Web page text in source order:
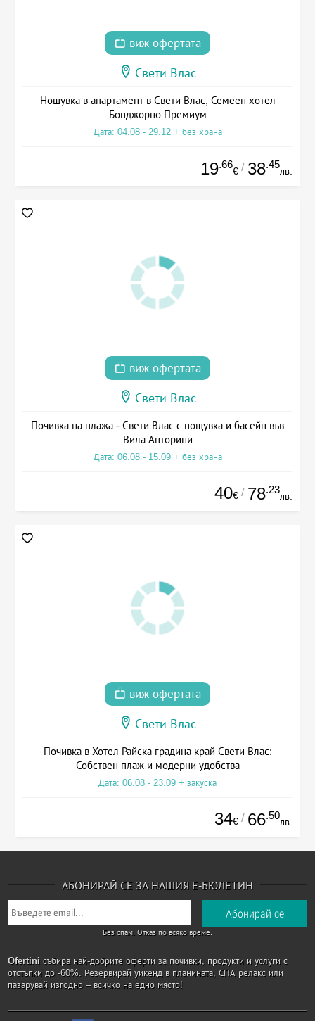
виж офертата
Свети Влас
Нощувка в апартамент в Свети Влас, Семеен хотел
Бонджорно Премиум
Дата: 04.08 - 29.12 + без храна
19.66
€ / 38.45
лв.
виж офертата
Свети Влас
Почивка на плажа - Свети Влас с нощувка и басейн във
Вила Анторини
Дата: 06.08 - 15.09 + без храна
40€ / 78.23
лв.
виж офертата
Свети Влас
Почивка в Хотел Райска градина край Свети Влас:
Собствен плаж и модерни удобства
Дата: 06.08 - 23.09 + закуска
34€ / 66.50
лв.
АБОНИРАЙ СЕ ЗА НАШИЯ Е-БЮЛЕТИН
Без спам. Отказ по всяко време.
Ofertini събира най-добрите оферти за почивки, продукти и услуги с
отстъпки до -60%. Резервирай уикенд в планината, СПА релакс или
пазарувай изгодно – всичко на едно място!